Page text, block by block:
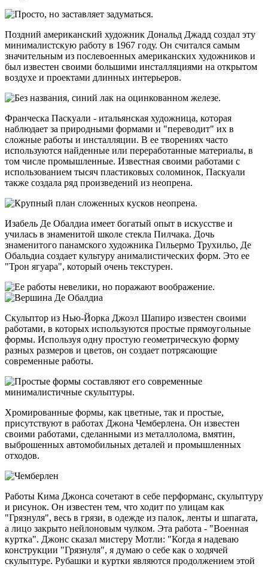
Поздний американский художник Дональд Джадд создал эту
минималистскую работу в 1967 году. Он считался самым
значительным из послевоенных американских художников и
был известен своими большими инсталляциями на открытом
воздухе и проектами длинных интерьеров.
Франческа Паскуали - итальянская художница, которая
наблюдает за природными формами и "переводит" их в
сложные работы и инсталляции. В ее творениях часто
используются найденные или переработанные материалы, в
том числе промышленные. Известная своими работами с
использованием тысяч пластиковых соломинок, Паскуали
также создала ряд произведений из неопрена.
Изабель Де Обалдиа имеет богатый опыт в искусстве и
училась в знаменитой школе стекла Пилчака. Дочь
знаменитого панамского художника Гильермо Трухильо, Де
Обальдиа создает культуру анималистических форм. Это ее
"Трон ягуара", который очень текстурен.
Скульптор из Нью-Йорка Джоэл Шапиро известен своими
работами, в которых используются простые прямоугольные
формы. Используя одну простую геометрическую форму
разных размеров и цветов, он создает потрясающие
современные работы.
Хромированные формы, как цветные, так и простые,
присутствуют в работах Джона Чемберлена. Он известен
своими работами, сделанными из металлолома, вмятин,
выброшенных автомобильных деталей и промышленных
отходов.
Работы Кима Джонса сочетают в себе перформанс, скульптуру
и рисунок. Он известен тем, что ходит по улицам как
"Грязнуля", весь в грязи, в одежде из палок, ленты и шпагата,
а лицо закрыто нейлоновым чулком. Эта работа - "Военная
куртка". Джонс сказал мистеру Мотли: "Когда я надеваю
конструкции "Грязнуля", я думаю о себе как о ходячей
скульптуре. Рубашки и куртки являются продолжением этой